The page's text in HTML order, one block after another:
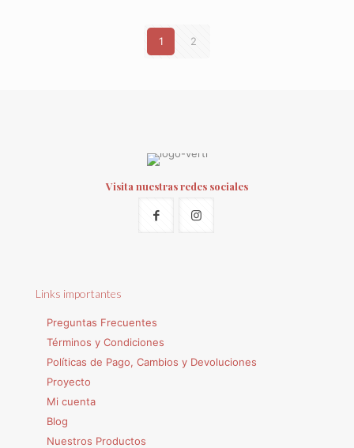
1 2
Visita nuestras redes sociales
Links importantes
Preguntas Frecuentes
Términos y Condiciones
Políticas de Pago, Cambios y Devoluciones
Proyecto
Mi cuenta
Blog
Nuestros Productos